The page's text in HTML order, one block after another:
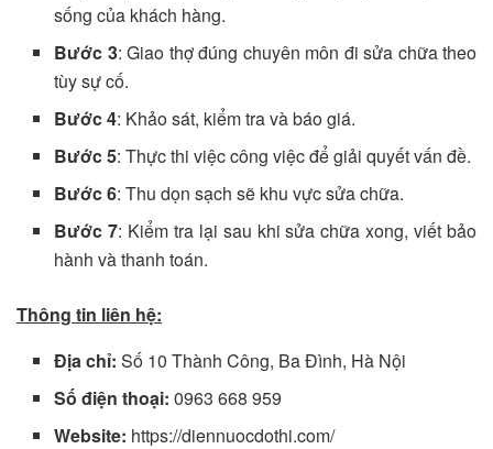
sống của khách hàng.
Bước 3: Giao thợ đúng chuyên môn đi sửa chữa theo
tùy sự cố.
Bước 4: Khảo sát, kiểm tra và báo giá.
Bước 5: Thực thi việc công việc để giải quyết vấn đề.
Bước 6: Thu dọn sạch sẽ khu vực sửa chữa.
Bước 7: Kiểm tra lại sau khi sửa chữa xong, viết bảo
hành và thanh toán.
Thông tin liên hệ:
Địa chỉ:Số 10 Thành Công, Ba Đình, Hà Nội
Số điện thoại:0963 668 959
Website: https://diennuocdothi.com/